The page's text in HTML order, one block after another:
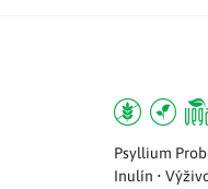
Psyllium
Inulín •